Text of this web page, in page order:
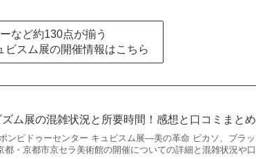
など約130点が揃う
スム展の開催情報はこちら
ム展の混雑状況と所要時間！感想と口コミまとめ
ポンピドゥーセンター キュビスム展―美の革命 ピカソ、ブラ
都・京都市京セラ美術館の開催についての詳細と混雑状況や